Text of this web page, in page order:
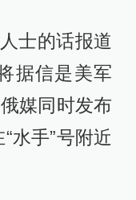
士的话报道
据信是美军
媒同时发布
水手”号附近